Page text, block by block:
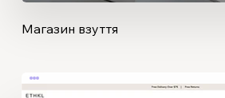
Магазин взуття